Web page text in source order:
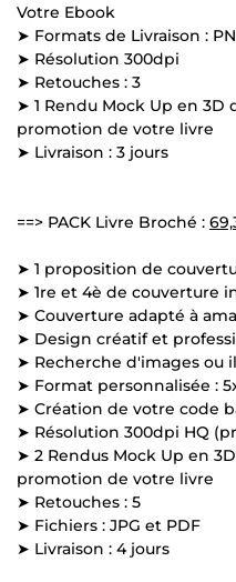
Votre Ebook
➤ Formats de Livraison :
➤ Résolution 300dpi
➤ Retouches : 3
➤ 1 Rendu Mock Up en 3D
promotion de votre livre
➤ Livraison : 3 jours
==> PACK Livre Broché :
➤ 1 proposition de
➤ 1re et 4è de couverture
➤ Couverture adapté à
➤ Design créatif et
➤ Recherche d'images ou
➤ Format personnalisée :
➤ Création de votre code
➤ Résolution 300dpi HQ
➤ 2 Rendus Mock Up en
promotion de votre livre
➤ Retouches : 5
➤ Fichiers : JPG et PDF
➤ Livraison : 4 jours